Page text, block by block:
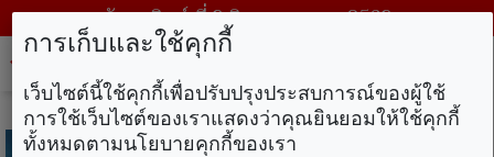
วันอาทิตย์ ที่ 9 สิงหาคม พ.ศ. 2569
การเก็บและใช้คุกกี้
เว็บไซต์นี้ใช้คุกกี้เพื่อปรับปรุงประสบการณ์ของผู้ใช้
การใช้เว็บไซต์ของเราแสดงว่าคุณยินยอมให้ใช้คุกกี้
ทั้งหมดตามนโยบายคุกกี้ของเรา